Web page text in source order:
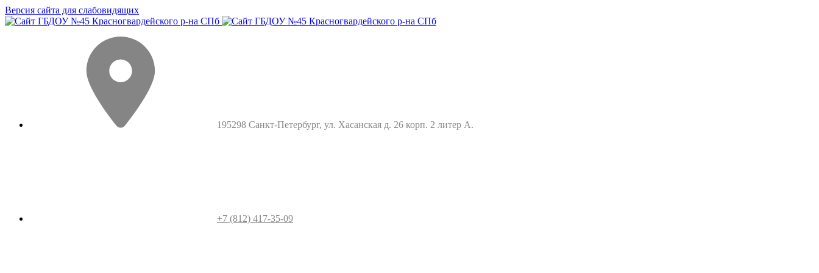
Версия сайта для слабовидящих
195298 Санкт-Петербург, ул. Хасанская д. 26 корп. 2 литер А.
+7 (812) 417-35-09